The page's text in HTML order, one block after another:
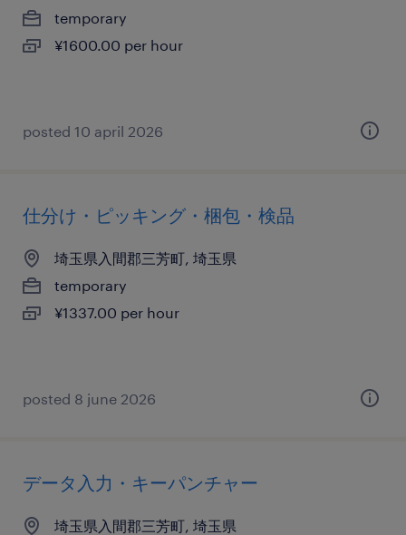
temporary
¥1600.00 per hour
posted 10 april 2026
仕分け・ピッキング・梱包・検品
埼玉県入間郡三芳町, 埼玉県
temporary
¥1337.00 per hour
posted 8 june 2026
データ入力・キーパンチャー
埼玉県入間郡三芳町, 埼玉県